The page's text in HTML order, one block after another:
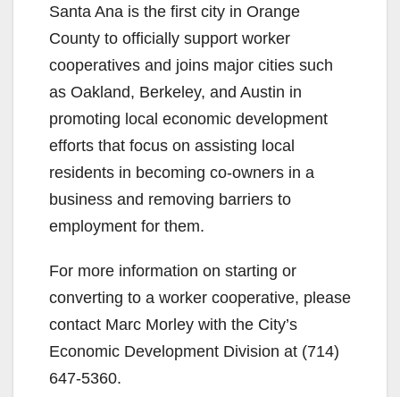
Santa Ana is the first city in Orange
County to officially support worker
cooperatives and joins major cities such
as Oakland, Berkeley, and Austin in
promoting local economic development
efforts that focus on assisting local
residents in becoming co-owners in a
business and removing barriers to
employment for them.
For more information on starting or
converting to a worker cooperative, please
contact Marc Morley with the City’s
Economic Development Division at (714)
647-5360.